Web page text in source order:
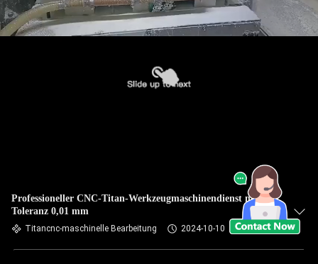
Professioneller CNC-Titan-Werkzeugmaschinendienst mit
Toleranz 0,01 mm
Titancnc-maschinelle Bearbeitung 2024-10-10